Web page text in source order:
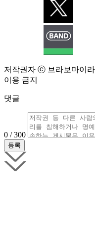
저작권자 ⓒ 브라보마이
이용 금지
댓글
0 / 300